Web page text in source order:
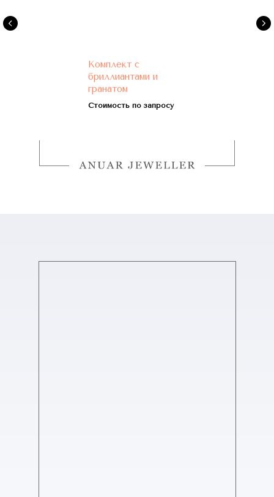
Комплект с
бриллиантами и
гранатом
Стоимость по запросу